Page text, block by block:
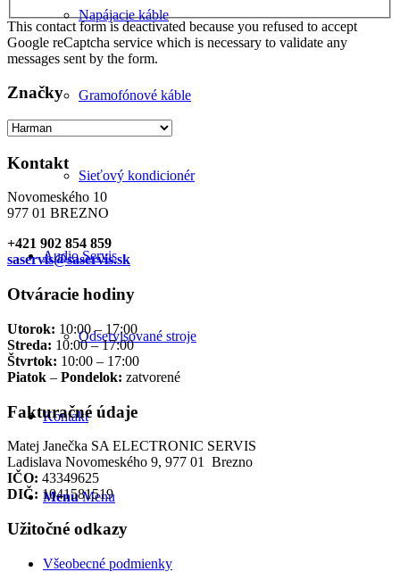
Napájacie káble
Gramofónové káble
Sieťový kondicionér
Audio Servis
Odservisované stroje
Kontakt
Menu Menu
This contact form is deactivated because you refused to accept
Google reCaptcha service which is necessary to validate any
messages sent by the form.
Značky
Kontakt
Novomeského 10
977 01 BREZNO
+421 902 854 859
saservis@saservis.sk
Otváracie hodiny
Utorok: 10:00 – 17:00
Streda: 10:00 – 17:00
Štvrtok: 10:00 – 17:00
Piatok – Pondelok: zatvorené
Fakturačné údaje
Matej Janečka SA ELECTRONIC SERVIS
Ladislava Novomeského 9, 977 01 Brezno
IČO: 43349625
DIČ: 1041581519
Užitočné odkazy
Všeobecné podmienky